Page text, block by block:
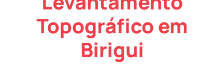
Topográfico em
Birigui